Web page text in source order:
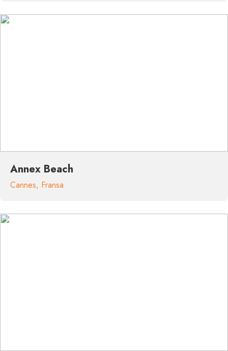
Annex Beach
Cannes, Fransa